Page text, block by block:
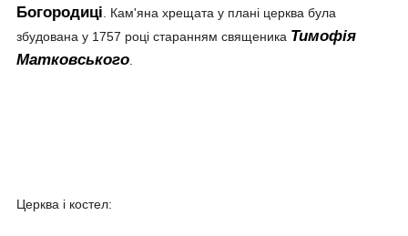
Богородиці . Кам'яна хрещата у плані церква була
збудована у 1757 році старанням священика Тимофія
Матковського
Церква і костел: